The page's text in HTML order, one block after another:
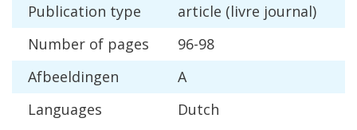
Publication type article (livre journal)
Number of pages 96-98
Afbeeldingen
A
Languages
Dutch